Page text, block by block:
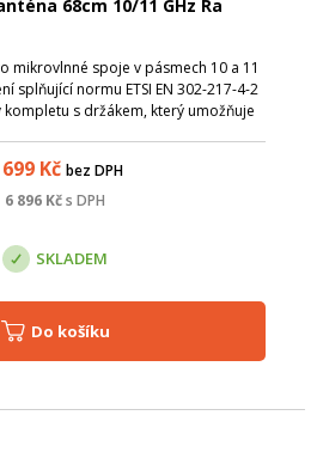
68cm 10/11 GHz Ra
mikrovlnné spoje v pásmech 10 a 11
splňující normu ETSI EN 302-217-4-2
kompletu s držákem, který umožňuje
Kč bez DPH
6 896 Kčs DPH
SKLADEM
Do košíku